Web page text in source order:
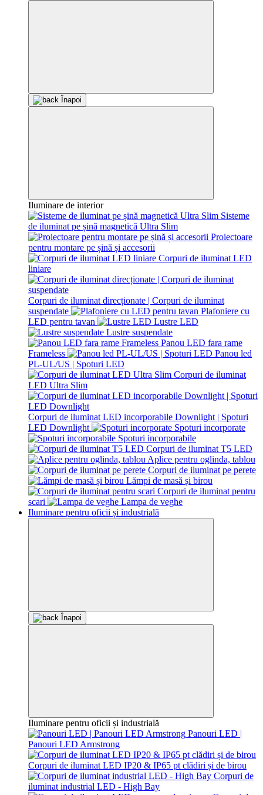
Înapoi
Iluminare de interior
Sisteme
de iluminat pe șină magnetică Ultra Slim
Proiectoare
pentru montare pe șină și accesorii
Corpuri de iluminat LED
liniare
Corpuri de iluminat direcționate | Corpuri de iluminat
suspendate
Plafoniere cu
LED pentru tavan
Lustre LED
Lustre suspendate
Panou LED fara rame
Frameless
Panou led
PL-UL/US | Spoturi LED
Corpuri de iluminat
LED Ultra Slim
Corpuri de iluminat LED incorporabile Downlight | Spoturi
LED Downlight
Spoturi incorporate
Spoturi incorporabile
Corpuri de iluminat T5 LED
Aplice pentru oglinda, tablou
Corpuri de iluminat pe perete
Lămpi de masă și birou
Corpuri de iluminat pentru
scari
Lampa de veghe
Iluminare pentru oficii și industrială
Înapoi
Iluminare pentru oficii și industrială
Panouri LED |
Panouri LED Armstrong
Corpuri de iluminat LED IP20 & IP65 pt clădiri și de birou
Corpuri de
iluminat industrial LED - High Bay